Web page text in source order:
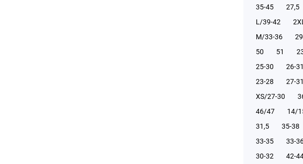
35-45
27,5
L/39-42
М/33-36
50
51
25-30
26-31
23-28
27-31
XS/27-30
46/47
14/
31,5
35-38
33-35
33-
30-32
42-